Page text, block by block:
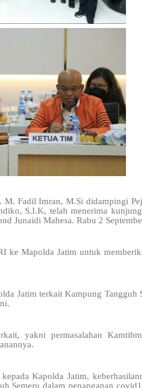
Fadil Imran, M.Si didampingi
S.I.K, telah menerima
Junaidi Mahesa. Rabu 2
Mapolda Jatim untuk
Jatim terkait Kampung Tangguh
yakni permasalahan
Kapolda Jatim,
Semeru dalam penanganan